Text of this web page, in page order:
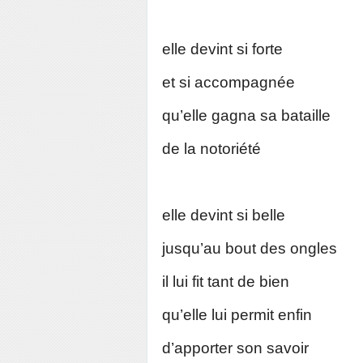
elle devint si forte
et si accompagnée
qu’elle gagna sa bataille
de la notoriété
elle devint si belle
jusqu’au bout des ongles
il lui fit tant de bien
qu’elle lui permit enfin
d’apporter son savoir